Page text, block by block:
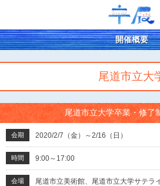
開催概要
尾道市立大
尾道市立大学卒業・修了
会期 2020/2/7（金）～2/16（日）
時間 9:00～17:00
会場
尾道市立美術館、尾道市立大学サテラ